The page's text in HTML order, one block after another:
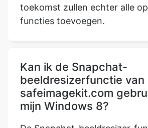
toekomst zullen echter alle
functies toevoegen.
Kan ik de Snapchat-
beeldresizerfunctie van
safeimagekit.com
mijn Windows 8?